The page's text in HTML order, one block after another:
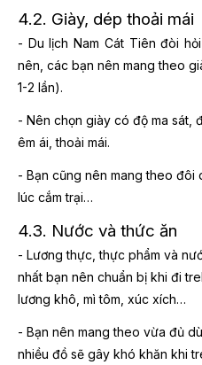
4.2. Giày, dép thoải mái
- Du lịch Nam Cát Tiên đòi
nên, các bạn nên mang theo
1-2 lần).
- Nên chọn giày có độ ma sát,
êm ái, thoải mái.
- Bạn cũng nên mang theo
lúc cắm trại…
4.3. Nước và thức ăn
- Lương thực, thực phẩm và
nhất bạn nên chuẩn bị khi đi
lương khô, mì tôm, xúc xích…
- Bạn nên mang theo vừa đủ
nhiều đồ sẽ gây khó khăn khi